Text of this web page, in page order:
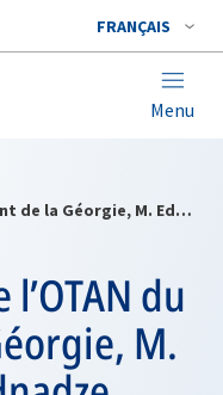
FRANÇAIS
Menu
Visite au siège de l’OTAN du Président de la Géorgie, M. Edouard Chevardnadze
du
M.